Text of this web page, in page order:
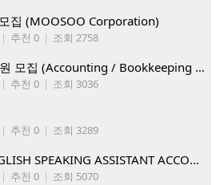
집 (MOOSOO Corporation)
| 추천 0 | 조회 2758
Young Ocean, Inc. 직원 모집 (Accounting / Bookkeeping 분야)
| 추천 0 | 조회 3036
| 추천 0 | 조회 3289
HIRING KOREAN/ENGLISH SPEAKING ASSISTANT ACCOUNT MANAGER
| 추천 0 | 조회 5070